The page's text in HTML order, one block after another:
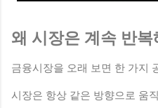
왜 시장은 계속 반
금융시장을 오래 보면 한 가지
시장은 항상 같은 방향으로 움